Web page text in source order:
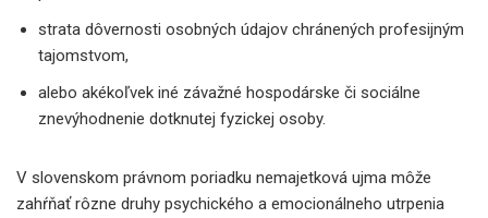
strata dôvernosti osobných údajov chránených profesijným
tajomstvom,
alebo akékoľvek iné závažné hospodárske či sociálne
znevýhodnenie dotknutej fyzickej osoby.
V slovenskom právnom poriadku nemajetková ujma môže
zahŕňať rôzne druhy psychického a emocionálneho utrpenia